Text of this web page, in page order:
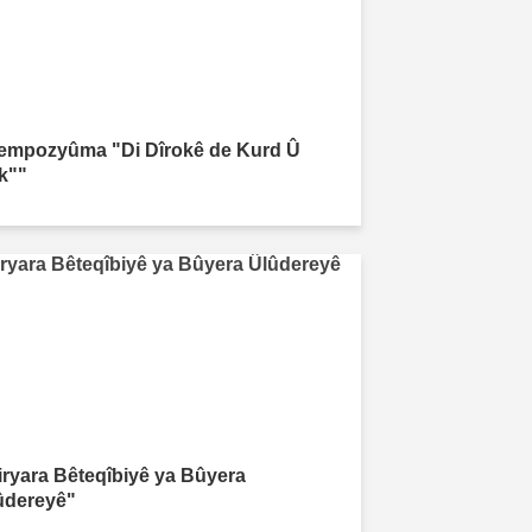
"Di Dîrokê de Kurd Û
Bêteqîbiyê ya Bûyera